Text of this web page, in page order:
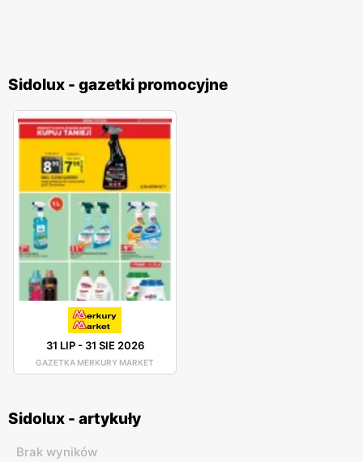
Sidolux - gazetki promocyjne
31 LIP- 31 SIE 2026
GAZETKA MERKURY MARKET
Sidolux - artykuły
Brak wyników